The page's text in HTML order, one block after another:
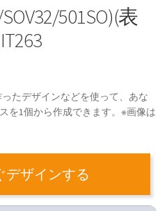
501SO)(表
たデザインなどを使って、あな
を1個から作成できます。※画像は
デザインする